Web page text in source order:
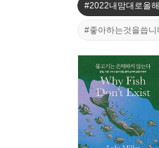
#2022내맘대로올
#좋아하는것을씁니